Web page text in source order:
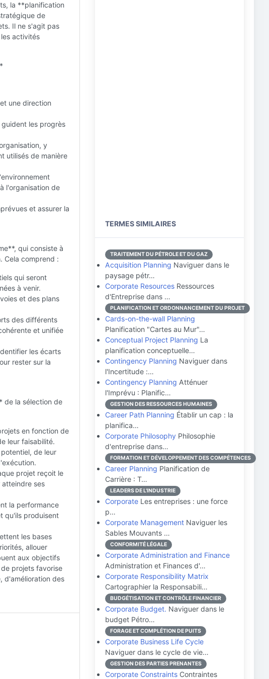
la **planification
de
Il ne s'agit pas
activités
une direction
les progrès
y
utilisés de manière
l'organisation de
et assurer la
qui consiste à
Cela comprend :
qui seront
à venir.
et des plans
des différents
et unifiée
les écarts
rester sur la
de la sélection de
en fonction de
leur faisabilité.
de leur
projet reçoit le
atteindre ses
la performance
qu'ils produisent
les bases
allouer
aux objectifs
projets favorise
d'amélioration des
TERMES SIMILAIRES
TRAITEMENT DU PÉTROLE ET DU GAZ
Acquisition Planning Naviguer dans le
paysage pétr…
Corporate Resources Ressources
d'Entreprise dans …
PLANIFICATION ET ORDONNANCEMENT DU PROJET
Cards-on-the-wall Planning
Planification "Cartes au Mur"…
Conceptual Project Planning La
planification conceptuelle…
Contingency Planning Naviguer dans
l'Incertitude :…
Contingency Planning Atténuer
l'Imprévu : Planific…
GESTION DES RESSOURCES HUMAINES
Career Path Planning Établir un cap : la
planifica…
Corporate Philosophy Philosophie
d'entreprise dans…
FORMATION ET DÉVELOPPEMENT DES COMPÉTENCES
Career Planning Planification de
Carrière : T…
LEADERS DE L'INDUSTRIE
Corporate Les entreprises : une force
p…
Corporate Management Naviguer les
Sables Mouvants …
CONFORMITÉ LÉGALE
Corporate Administration and Finance
Administration et Finances d'…
Corporate Responsibility Matrix
Cartographier la Responsabili…
BUDGÉTISATION ET CONTRÔLE FINANCIER
Corporate Budget. Naviguer dans le
budget Pétro…
FORAGE ET COMPLÉTION DE PUITS
Corporate Business Life Cycle
Naviguer dans le cycle de vie…
GESTION DES PARTIES PRENANTES
Corporate Constraints Contraintes